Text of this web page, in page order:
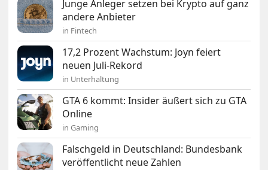
Junge Anleger setzen bei Krypto auf ganz
andere Anbieter
in Fintech
17,2 Prozent Wachstum: Joyn feiert
neuen Juli-Rekord
in Unterhaltung
GTA 6 kommt: Insider äußert sich zu GTA
Online
in Gaming
Falschgeld in Deutschland: Bundesbank
veröffentlicht neue Zahlen